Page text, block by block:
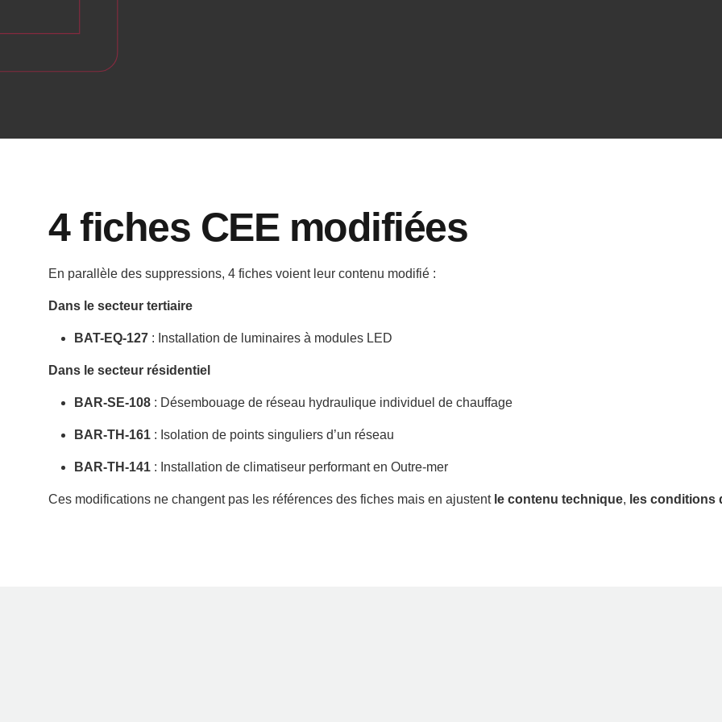
retour sur investissement) était
4 fiches CEE modifiées
En parallèle des suppressions, 4 fiches voient leur contenu modifié :
Dans le secteur tertiaire
BAT-EQ-127 : Installation de luminaires à modules LED
Dans le secteur résidentiel
BAR-SE-108 : Désembouage de réseau hydraulique individuel de chauffage
BAR-TH-161 : Isolation de points singuliers d’un réseau
BAR-TH-141 : Installation de climatiseur performant en Outre-mer
Ces modifications ne changent pas les références des fiches mais en ajustent le contenu technique, les conditions